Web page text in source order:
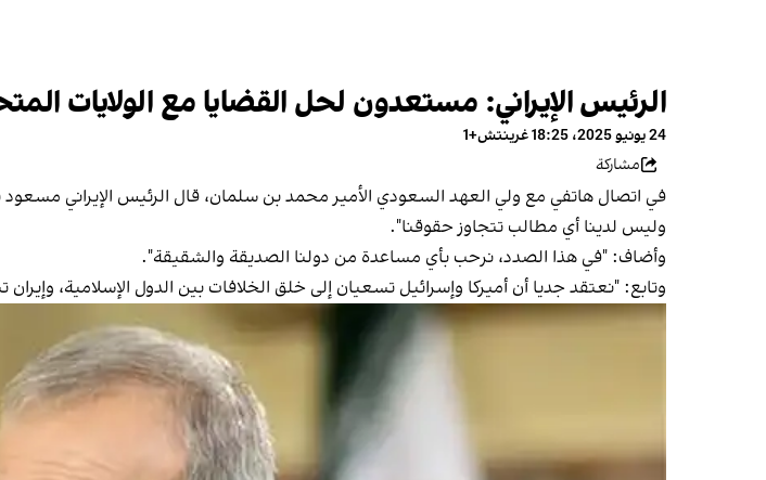
الرئيس الإيراني: مستعدون لحل القضايا مع الولايات
24 يونيو 2025، 18:25 غرينتش+1
مشاركة
في اتصال هاتفي مع ولي العهد السعودي الأمير محمد بن سلمان، قال الرئيس الإيراني مسعود
وليس لدينا أي مطالب تتجاوز حقوقنا".
وأضاف: "في هذا الصدد، نرحب بأي مساعدة من دولنا الصديقة والشقيقة".
وتابع: "نعتقد جديا أن أميركا وإسرائيل تسعيان إلى خلق الخلافات بين الدول الإسلامية،